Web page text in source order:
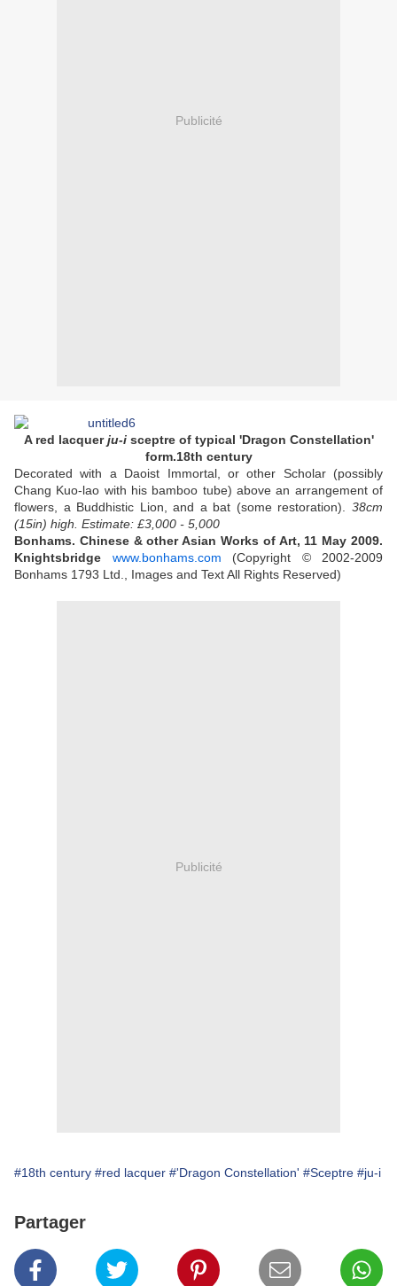
Publicité
A red lacquerju-isceptre of typical 'Dragon Constellation'
form.18th century
Decorated with a Daoist Immortal, or other Scholar (possibly
Chang Kuo-lao with his bamboo tube) above an arrangement of
flowers, a Buddhistic Lion, and a bat (some restoration). 38cm
(15in) high. Estimate: £3,000 - 5,000
Bonhams. Chinese & other Asian Works of Art, 11 May 2009.
Knightsbridge www.bonhams.com (Copyright © 2002-2009
Bonhams 1793 Ltd., Images and Text All Rights Reserved)
Publicité
#18th century #red lacquer #'Dragon Constellation' #Sceptre #ju-i
Partager